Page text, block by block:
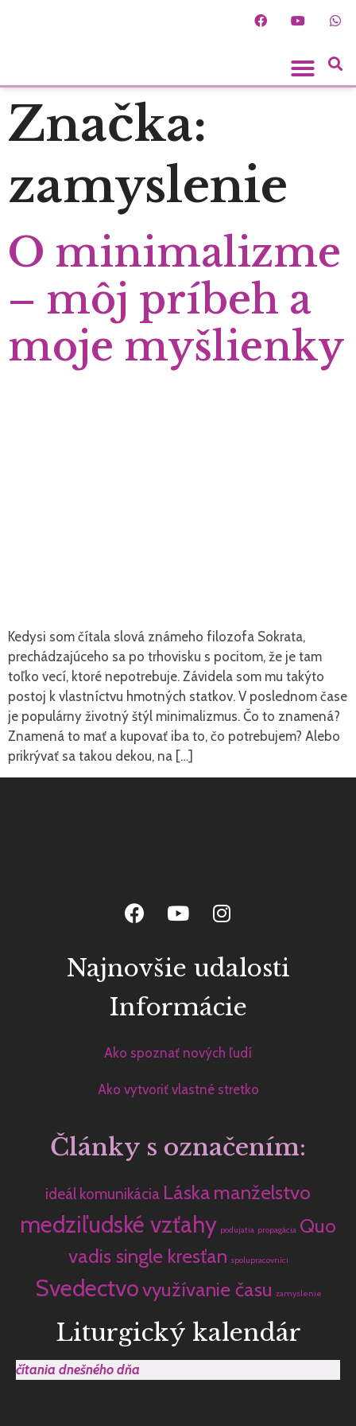
Značka:
zamyslenie
O minimalizme
– môj príbeh a
moje myšlienky
Kedysi som čítala slová známeho filozofa Sokrata,
prechádzajúceho sa po trhovisku s pocitom, že je tam
toľko vecí, ktoré nepotrebuje. Závidela som mu takýto
postoj k vlastníctvu hmotných statkov. V poslednom čase
je populárny životný štýl minimalizmus. Čo to znamená?
Znamená to mať a kupovať iba to, čo potrebujem? Alebo
prikrývať sa takou dekou, na […]
Najnovšie udalosti
Informácie
Ako spoznať nových ľudí
Ako vytvoriť vlastné stretko
Články s označením:
ideál komunikácia Láska manželstvo
medziľudské vzťahy podujatia propagácia Quo
vadis single kresťan spolupracovníci
Svedectvovyužívanie času zamyslenie
Liturgický kalendár
čítania dnešného dňa